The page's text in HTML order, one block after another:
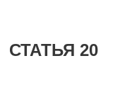
СТАТЬЯ 20